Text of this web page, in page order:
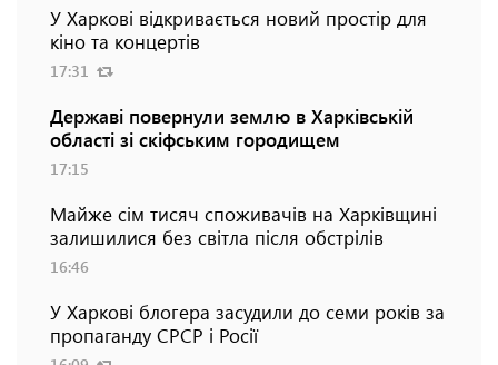
У Харкові відкривається новий простір для
кіно та концертів
17:31
Державі повернули землю в Харківській
області зі скіфським городищем
17:15
Майже сім тисяч споживачів на Харківщині
залишилися без світла після обстрілів
16:46
У Харкові блогера засудили до семи років за
пропаганду СРСР і Росії